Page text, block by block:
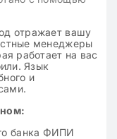
отражает вашу
менеджеры
работает на вас
Язык
и
банка ФИПИ